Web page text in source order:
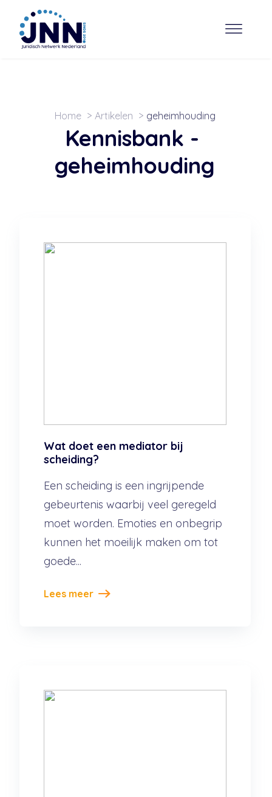
Home Artikelen geheimhouding
Kennisbank -
geheimhouding
Wat doet een mediator bij
scheiding?
Een scheiding is een ingrijpende
gebeurtenis waarbij veel geregeld
moet worden. Emoties en onbegrip
kunnen het moeilijk maken om tot
goede...
Lees meer